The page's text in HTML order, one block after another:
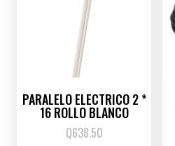
PARALELO ELECTRICO 2 *
16 ROLLO BLANCO
Q638.50